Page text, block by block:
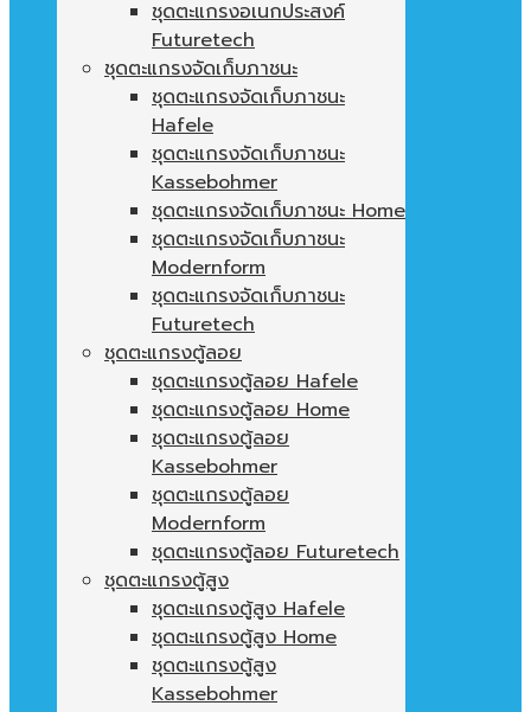
ชุดตะแกรงอเนกประสงค์
Futuretech
ชุดตะแกรงจัดเก็บภาชนะ
ชุดตะแกรงจัดเก็บภาชนะ
Hafele
ชุดตะแกรงจัดเก็บภาชนะ
Kassebohmer
ชุดตะแกรงจัดเก็บภาชนะ Home
ชุดตะแกรงจัดเก็บภาชนะ
Modernform
ชุดตะแกรงจัดเก็บภาชนะ
Futuretech
ชุดตะแกรงตู้ลอย
ชุดตะแกรงตู้ลอย Hafele
ชุดตะแกรงตู้ลอย Home
ชุดตะแกรงตู้ลอย
Kassebohmer
ชุดตะแกรงตู้ลอย
Modernform
ชุดตะแกรงตู้ลอย Futuretech
ชุดตะแกรงตู้สูง
ชุดตะแกรงตู้สูง Hafele
ชุดตะแกรงตู้สูง Home
ชุดตะแกรงตู้สูง
Kassebohmer